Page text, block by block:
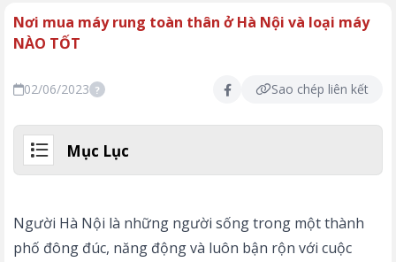
Nơi mua máy rung toàn thân ở Hà Nội và loại máy
NÀO TỐT
02/06/2023 ? Sao chép liên kết
Mục Lục
Người Hà Nội là những người sống trong một thành
phố đông đúc, năng động và luôn bận rộn với cuộc